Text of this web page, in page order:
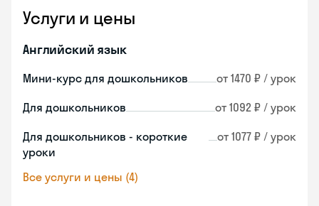
Услуги и цены
Английский язык
Мини-курс для дошкольников от 1470 ₽ / урок
Для дошкольников от 1092 ₽ / урок
Для дошкольников - короткие
уроки
от 1077 ₽ / урок
Все услуги и цены (4)